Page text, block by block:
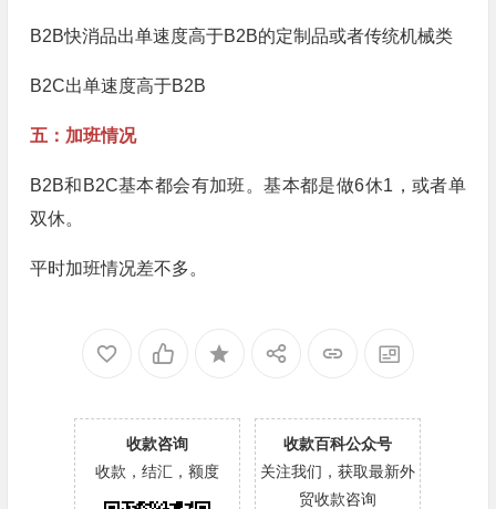
B2B快消品出单速度高于B2B的定制品或者传统机械类
B2C出单速度高于B2B
五：加班情况
B2B和B2C基本都会有加班。基本都是做6休1，或者单
双休。
平时加班情况差不多。
收款咨询
收款，结汇，额度
收款百科公众号
关注我们，获取最新外
贸收款咨询